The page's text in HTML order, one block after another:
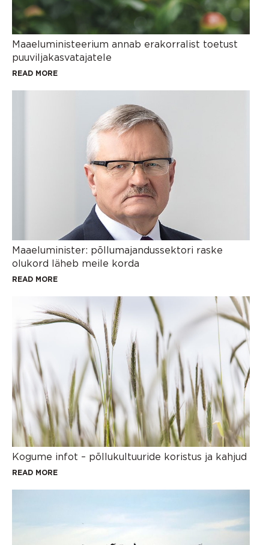
Maaeluministeerium annab erakorralist toetust
puuviljakasvatajatele
READ MORE
Maaeluminister: põllumajandussektori raske
olukord läheb meile korda
READ MORE
Kogume infot – põllukultuuride koristus ja kahjud
READ MORE